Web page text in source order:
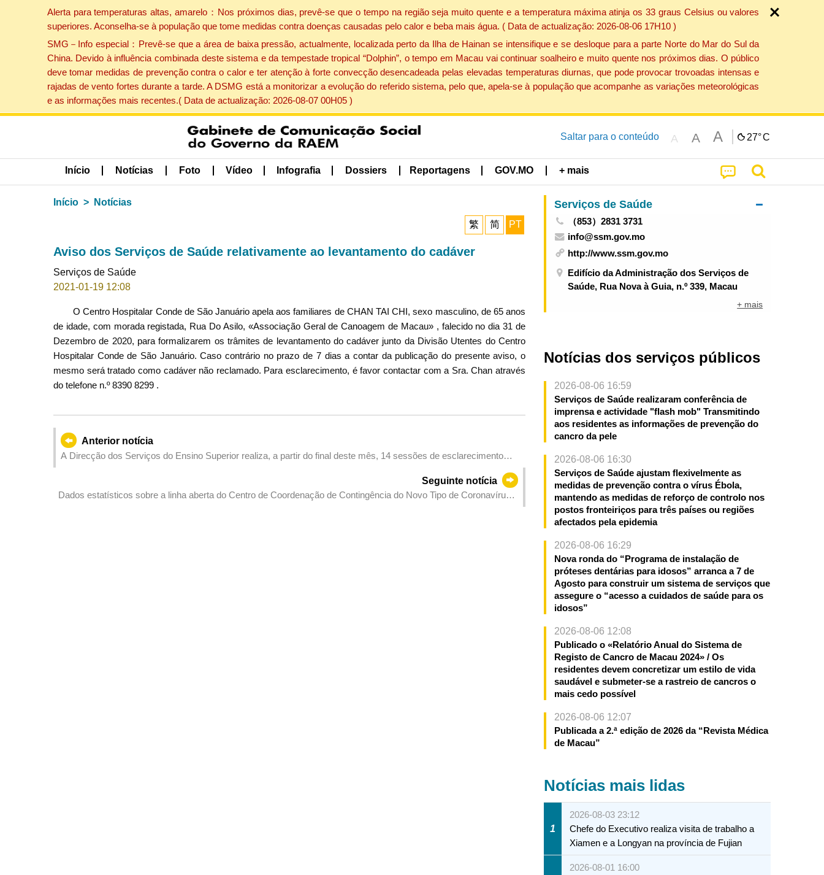
Alerta para temperaturas altas, amarelo：Nos próximos dias, prevê-se que o tempo na região seja muito quente e a temperatura máxima atinja os 33 graus Celsius ou valores
superiores. Aconselha-se à população que tome medidas contra doenças causadas pelo calor e beba mais água. ( Data de actualização: 2026-08-06 17H10 )
SMG－Info especial：Prevê-se que a área de baixa pressão, actualmente, localizada perto da Ilha de Hainan se intensifique e se desloque para a parte Norte do Mar do Sul da
China. Devido à influência combinada deste sistema e da tempestade tropical “Dolphin”, o tempo em Macau vai continuar soalheiro e muito quente nos próximos dias. O público
deve tomar medidas de prevenção contra o calor e ter atenção à forte convecção desencadeada pelas elevadas temperaturas diurnas, que pode provocar trovoadas intensas e
rajadas de vento fortes durante a tarde. A DSMG está a monitorizar a evolução do referido sistema, pelo que, apela-se à população que acompanhe as variações meteorológicas
e as informações mais recentes.( Data de actualização: 2026-08-07 00H05 )
Saltar para o conteúdo A A A 27°C
Início Notícias Foto Vídeo Infografia Dossiers Reportagens GOV.MO + mais
Início Notícias
繁 简 PT
Aviso dos Serviços de Saúde relativamente ao levantamento do cadáver
Serviços de Saúde
2021-01-19 12:08
O Centro Hospitalar Conde de São Januário apela aos familiares de CHAN TAI CHI, sexo masculino, de 65 anos
de idade, com morada registada, Rua Do Asilo, «Associação Geral de Canoagem de Macau» , falecido no dia 31 de
Dezembro de 2020, para formalizarem os trâmites de levantamento do cadáver junto da Divisão Utentes do Centro
Hospitalar Conde de São Januário. Caso contrário no prazo de 7 dias a contar da publicação do presente aviso, o
mesmo será tratado como cadáver não reclamado. Para esclarecimento, é favor contactar com a Sra. Chan através
do telefone n.º 8390 8299 .
Anterior notícia
A Direcção dos Serviços do Ensino Superior realiza, a partir do final deste mês, 14 sessões de esclarecimento
Seguinte notícia
Dados estatísticos sobre a linha aberta do Centro de Coordenação de Contingência do Novo Tipo de Coronavírus
Serviços de Saúde
（853）2831 3731
info@ssm.gov.mo
http://www.ssm.gov.mo
Edifício da Administração dos Serviços de
Saúde, Rua Nova à Guia, n.º 339, Macau
+ mais
Notícias dos serviços públicos
2026-08-06 16:59
Serviços de Saúde realizaram conferência de
imprensa e actividade "flash mob" Transmitindo
aos residentes as informações de prevenção do
cancro da pele
2026-08-06 16:30
Serviços de Saúde ajustam flexivelmente as
medidas de prevenção contra o vírus Ébola,
mantendo as medidas de reforço de controlo nos
postos fronteiriços para três países ou regiões
afectados pela epidemia
2026-08-06 16:29
Nova ronda do “Programa de instalação de
próteses dentárias para idosos” arranca a 7 de
Agosto para construir um sistema de serviços que
assegure o “acesso a cuidados de saúde para os
idosos”
2026-08-06 12:08
Publicado o «Relatório Anual do Sistema de
Registo de Cancro de Macau 2024» / Os
residentes devem concretizar um estilo de vida
saudável e submeter-se a rastreio de cancros o
mais cedo possível
2026-08-06 12:07
Publicada a 2.ª edição de 2026 da “Revista Médica
de Macau”
Notícias mais lidas
1
2026-08-03 23:12
Chefe do Executivo realiza visita de trabalho a
Xiamen e a Longyan na província de Fujian
2026-08-01 16:00